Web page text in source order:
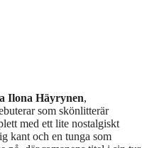
Ilona Häyrynen,
som skönlitterär
med ett lite nostalgiskt
kant och en tunga som